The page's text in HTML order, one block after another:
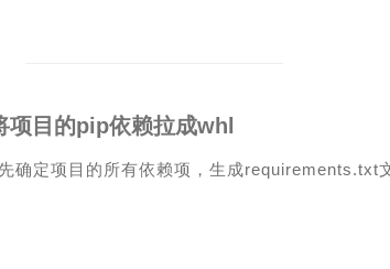
目的pip依赖拉成whl
确定项目的所有依赖项，生成requirements.txt